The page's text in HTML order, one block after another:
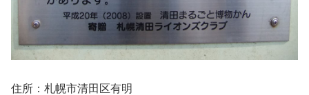
住所：札幌市清田区有明